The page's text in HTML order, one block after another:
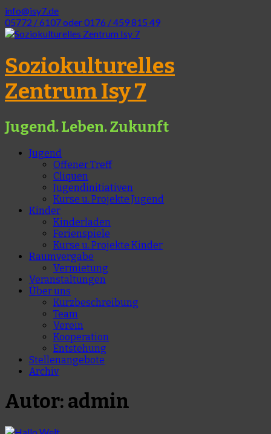
info@isy7.de
05772 / 6107 oder 0176 / 459 815 49
Soziokulturelles
Zentrum Isy 7
Jugend. Leben. Zukunft
Jugend
Offener Treff
Cliquen
Jugendinitiativen
Kurse u. Projekte Jugend
Kinder
Kinderladen
Ferienspiele
Kurse u. Projekte Kinder
Raumvergabe
Vermietung
Veranstaltungen
Über uns
Kurzbeschreibung
Team
Verein
Kooperation
Entstehung
Stellenangebote
Archiv
Autor: admin